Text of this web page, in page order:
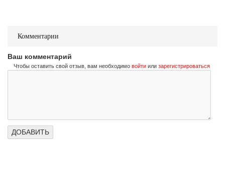
Комментарии
Ваш комментарий
Чтобы оставить свой отзыв, вам необходимо войти или зарегистрироваться